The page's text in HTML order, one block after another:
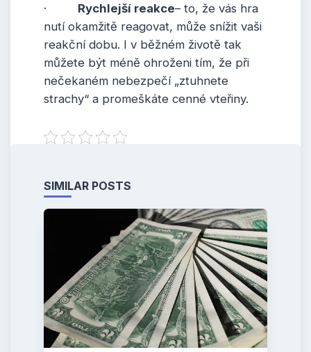
· Rychlejší reakce– to, že vás hra
nutí okamžitě reagovat, může snížit vaši
reakční dobu. I v běžném životě tak
můžete být méně ohroženi tím, že při
nečekaném nebezpečí „ztuhnete
strachy“ a promeškáte cenné vteřiny.
SIMILAR POSTS